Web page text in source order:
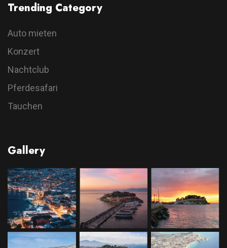
Trending Category
Auto mieten
Konzert
Nachtclub
Pferdesafari
Tauchen
Gallery